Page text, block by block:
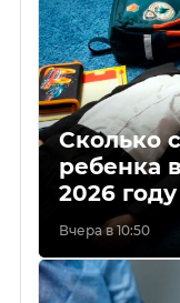
Сколько
ребенка
2026 году
Вчера в 10:50